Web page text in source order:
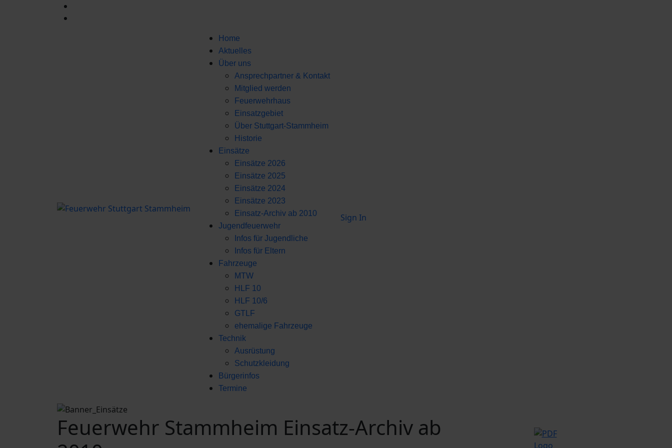
Home
Aktuelles
Über uns
Ansprechpartner & Kontakt
Mitglied werden
Feuerwehrhaus
Einsatzgebiet
Über Stuttgart-Stammheim
Historie
Einsätze
Einsätze 2026
Einsätze 2025
Einsätze 2024
Einsätze 2023
Einsatz-Archiv ab 2010
Jugendfeuerwehr
Infos für Jugendliche
Infos für Eltern
Fahrzeuge
MTW
HLF 10
HLF 10/6
GTLF
ehemalige Fahrzeuge
Technik
Ausrüstung
Schutzkleidung
Bürgerinfos
Termine
Sign In
Feuerwehr Stammheim Einsatz-Archiv ab